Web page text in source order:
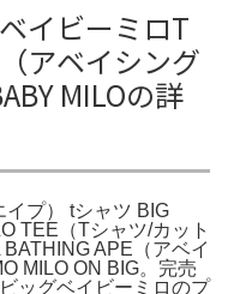
イビーミロT
アベイシング
MILOの詳
プ） tシャツ BIG
TEE（Tシャツ/カット
APE（アベイ
MILO ON BIG。完売
ッグベイビーミロのプ